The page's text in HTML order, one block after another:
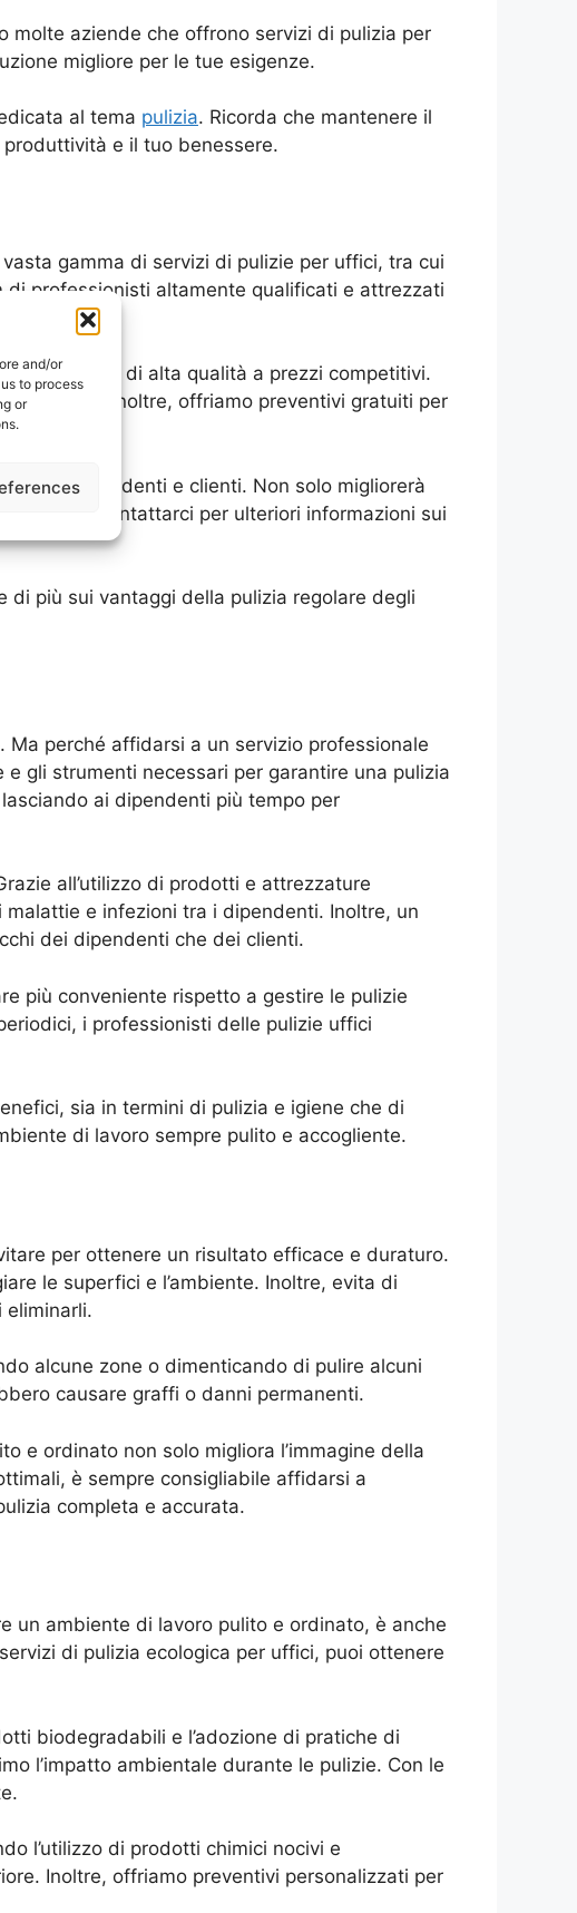
and/or
to process
or
molte aziende che offrono servizi di pulizia per
migliore per le tue esigenze.
al tema pulizia. Ricorda che mantenere il
e il tuo benessere.
gamma di servizi di pulizie per uffici, tra cui
professionisti altamente qualificati e attrezzati
ufficio.
pulizie uffici di alta qualità a prezzi competitivi.
Inoltre, offriamo preventivi gratuiti per
i tuoi dipendenti e clienti. Non solo migliorerà
esitare a contattarci per ulteriori informazioni sui
di più sui vantaggi della pulizia regolare degli
perché affidarsi a un servizio professionale
gli strumenti necessari per garantire una pulizia
ai dipendenti più tempo per
all’utilizzo di prodotti e attrezzature
e infezioni tra i dipendenti. Inoltre, un
dei dipendenti che dei clienti.
più conveniente rispetto a gestire le pulizie
i professionisti delle pulizie uffici
sia in termini di pulizia e igiene che di
di lavoro sempre pulito e accogliente.
per ottenere un risultato efficace e duraturo.
le superfici e l’ambiente. Inoltre, evita di
eliminarli.
alcune zone o dimenticando di pulire alcuni
causare graffi o danni permanenti.
e ordinato non solo migliora l’immagine della
è sempre consigliabile affidarsi a
completa e accurata.
un ambiente di lavoro pulito e ordinato, è anche
di pulizia ecologica per uffici, puoi ottenere
biodegradabili e l’adozione di pratiche di
l’impatto ambientale durante le pulizie. Con le
l’utilizzo di prodotti chimici nocivi e
Inoltre, offriamo preventivi personalizzati per